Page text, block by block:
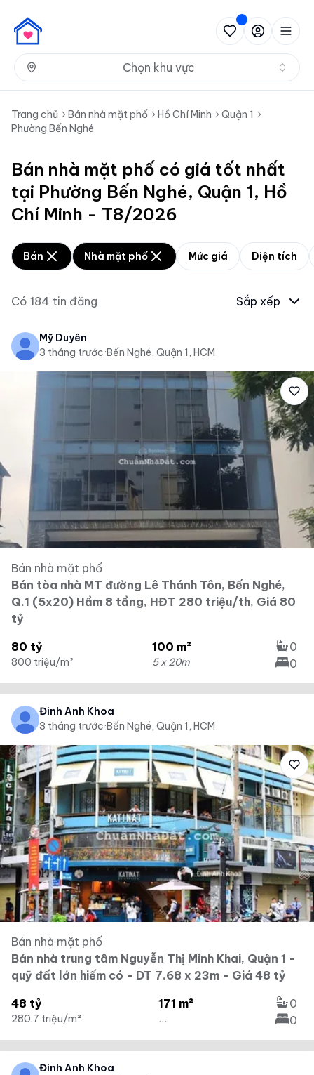
Chọn khu vực
Trang chủ Bán nhà mặt phố Hồ Chí Minh
Quận 1
Phường Bến Nghé
Bán nhà mặt phố có giá tốt nhất
tại Phường Bến Nghé, Quận 1, Hồ
Chí Minh - T8/2026
Bán Nhà mặt phố Mức giá Diện tích
Có 184 tin đăng Sắp xếp
Mỹ Duyên
3 tháng trước·Bến Nghé, Quận 1, HCM
Bán nhà mặt phố
Bán tòa nhà MT đường Lê Thánh Tôn, Bến Nghé,
Q.1 (5x20) Hầm 8 tầng, HĐT 280 triệu/th, Giá 80
tỷ
80 tỷ
800 triệu/m²
100 m²
5 x 20m
0
0
Đinh Anh Khoa
3 tháng trước·Bến Nghé, Quận 1, HCM
Bán nhà mặt phố
Bán nhà trung tâm Nguyễn Thị Minh Khai, Quận 1 -
quỹ đất lớn hiếm có - DT 7.68 x 23m - Giá 48 tỷ
48 tỷ
280.7 triệu/m²
171 m²
...
0
0
Đinh Anh Khoa